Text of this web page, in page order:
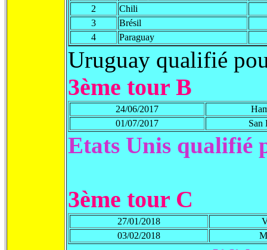
2
Chili
3
Brésil
4
Paraguay
Uruguay qualifié
3ème tour B
24/06/2017
01/07/2017
San
Etats Unis qualifié
3ème tour C
27/01/2018
03/02/2018